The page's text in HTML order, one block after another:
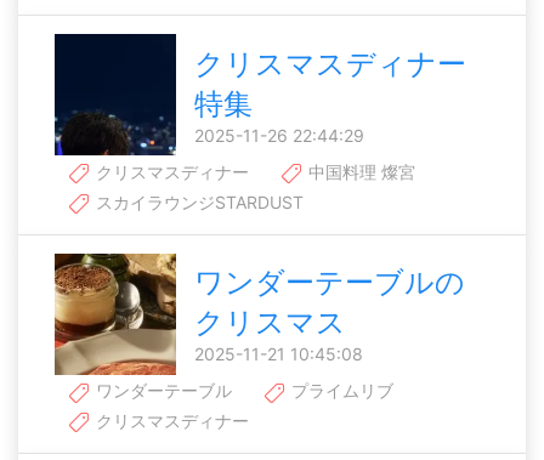
クリスマスディナー
特集
2025-11-26 22:44:29
クリスマスディナー
中国料理 燦宮
スカイラウンジSTARDUST
ワンダーテーブルの
クリスマス
2025-11-21 10:45:08
ワンダーテーブル
プライムリブ
クリスマスディナー